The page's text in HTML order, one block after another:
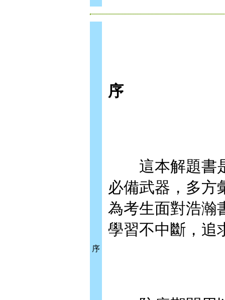
序
序
這本解題書是
必備武器，多方
為考生面對浩瀚
學習不中斷，追